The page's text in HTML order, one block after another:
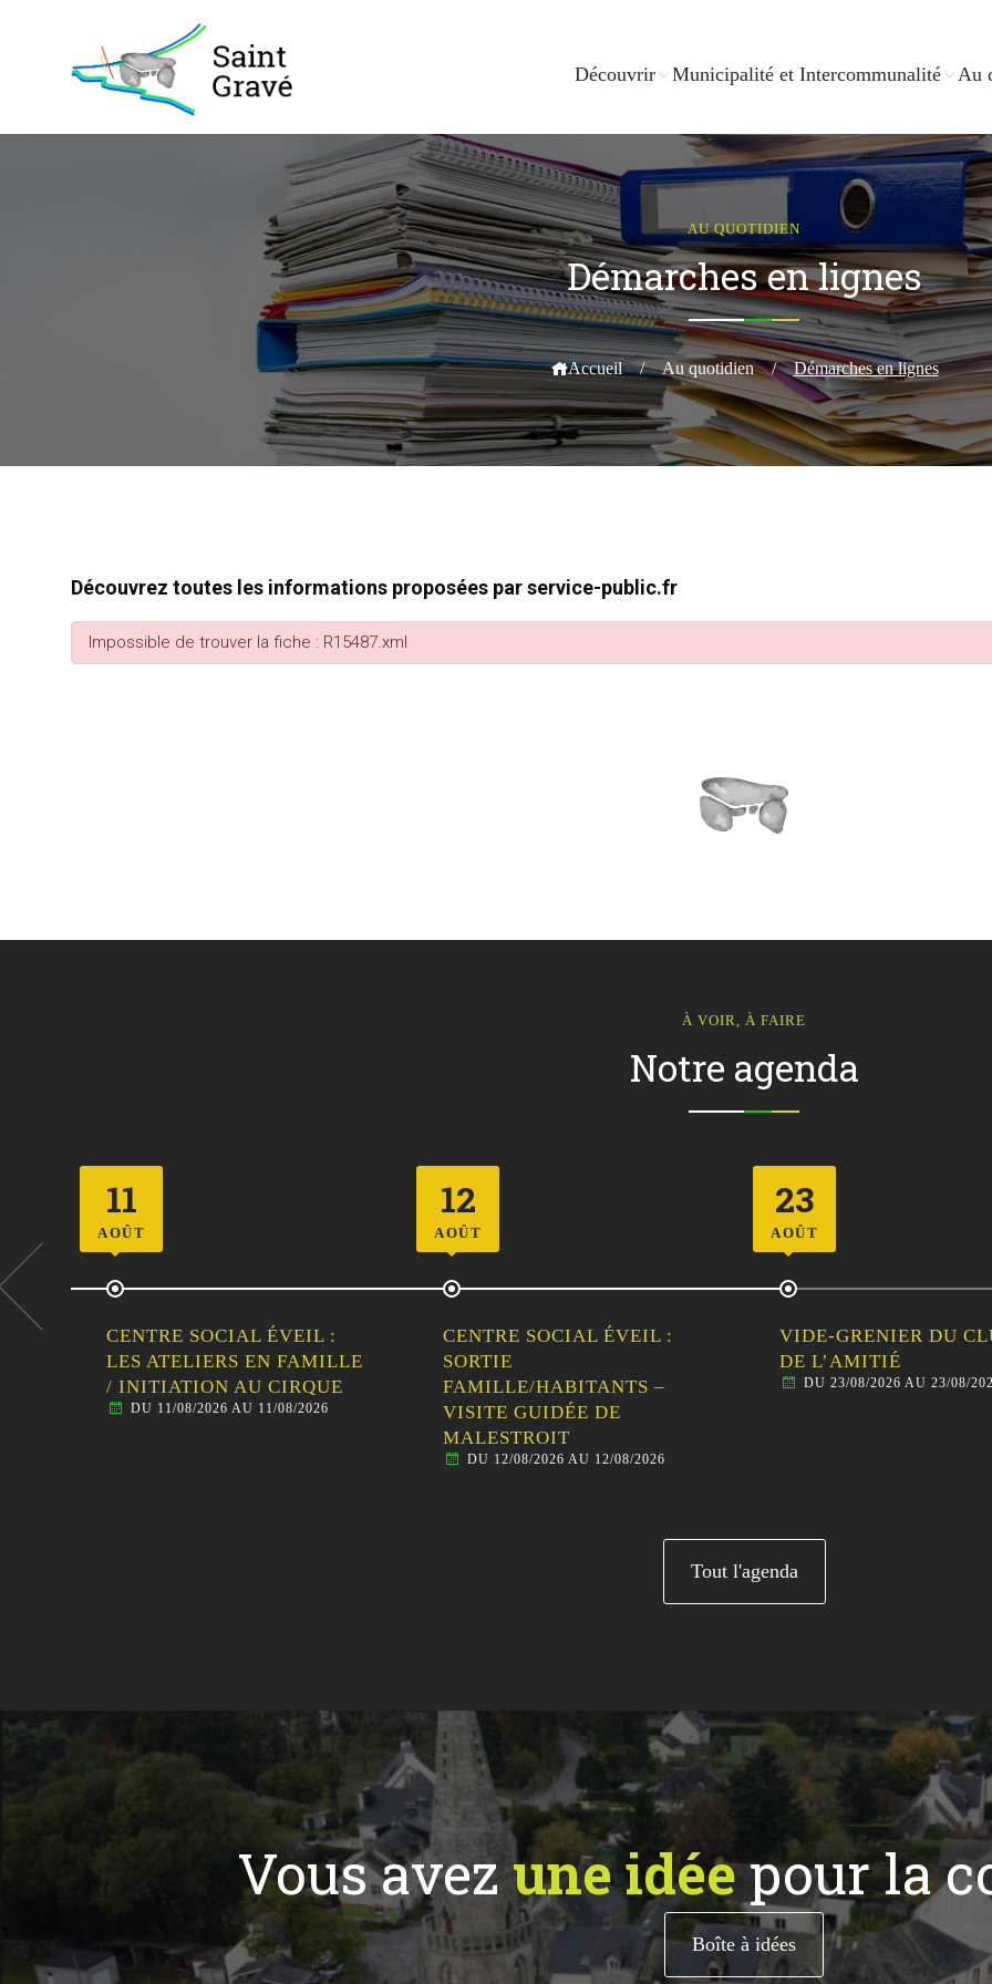
Découvrir Municipalité et Intercommunalité Au
AU QUOTIDIEN
Démarches en lignes
Accueil / Au quotidien / Démarches en lignes
Découvrez toutes les informations proposées par service-public.fr
Impossible de trouver la fiche : R15487.xml
À VOIR, À FAIRE
Notre agenda
12
AOÛT
CENTRE SOCIAL ÉVEIL :
SORTIE
FAMILLE/HABITANTS –
VISITE GUIDÉE DE
23
AOÛT
VIDE-GRENIER DU CLUB
DE L’AMITIÉ
DU 23/08/2026 AU 23/08/2026
26
AOÛT
CENTRE SOCIAL
SORTIES
FAMILLE/HABITANTS
Tout l'agenda
Vous avezune idéepour la
Boîte à idées